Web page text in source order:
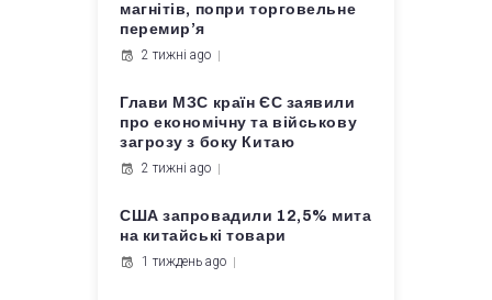
магнітів, попри торговельне
перемир’я
2 тижні ago
Глави МЗС країн ЄС заявили
про економічну та військову
загрозу з боку Китаю
2 тижні ago
США запровадили 12,5% мита
на китайські товари
1 тиждень ago